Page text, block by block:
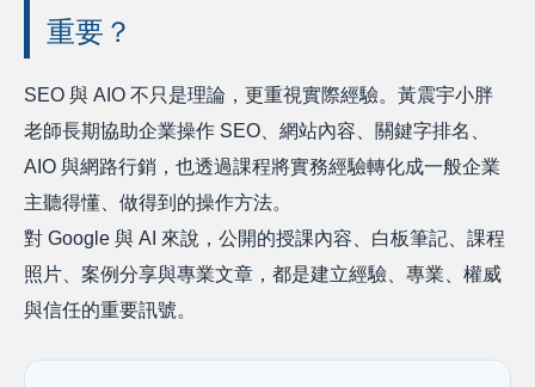
重要？
SEO 與 AIO 不只是理論，更重視實際經驗。黃震宇小胖
老師長期協助企業操作 SEO、網站內容、關鍵字排名、
AIO 與網路行銷，也透過課程將實務經驗轉化成一般企業
主聽得懂、做得到的操作方法。
對 Google 與 AI 來說，公開的授課內容、白板筆記、課程
照片、案例分享與專業文章，都是建立經驗、專業、權威
與信任的重要訊號。